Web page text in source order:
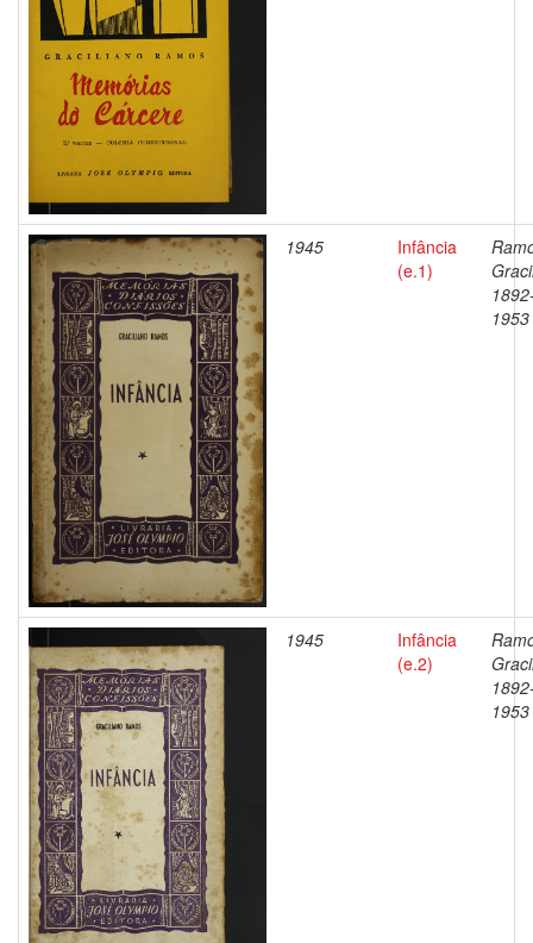
1945
Infância
(e.1)
1953
1945
Infância
(e.2)
1953